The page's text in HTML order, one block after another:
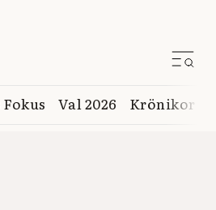
Val 2026 Krönikor